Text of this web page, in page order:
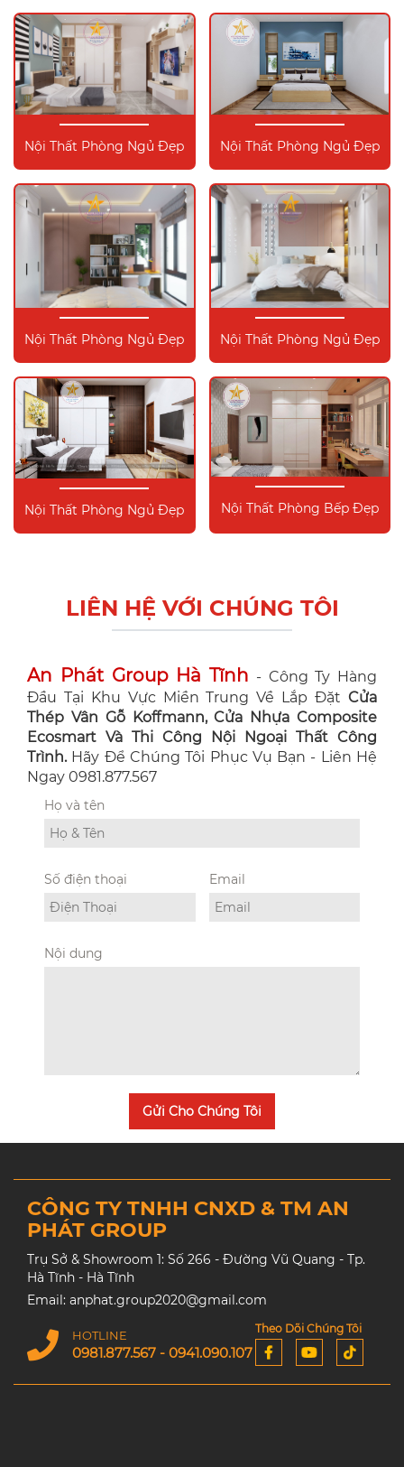
Nội Thất Phòng Ngủ Đẹp Nội Thất Phòng Ngủ Đẹp
Nội Thất Phòng Ngủ Đẹp Nội Thất Phòng Ngủ Đẹp
Nội Thất Phòng Ngủ Đẹp Nội Thất Phòng Bếp Đẹp
LIÊN HỆ VỚI CHÚNG TÔI
An Phát Group Hà Tĩnh - Công Ty Hàng
Đầu Tại Khu Vực Miền Trung Về Lắp Đặt Cửa
Thép Vân Gỗ Koffmann, Cửa Nhựa Composite
Ecosmart Và Thi Công Nội Ngoại Thất Công
Trình. Hãy Để Chúng Tôi Phục Vụ Bạn - Liên Hệ
Ngay 0981.877.567
Họ và tên
Số điện thoại Email
Nội dung
Gửi Cho Chúng Tôi
CÔNG TY TNHH CNXD & TM AN
PHÁT GROUP
Trụ Sở & Showroom 1: Số 266 - Đường Vũ Quang - Tp.
Hà Tĩnh - Hà Tĩnh
Email: anphat.group2020@gmail.com
HOTLINE
0981.877.567 - 0941.090.107
Theo Dõi Chúng Tôi